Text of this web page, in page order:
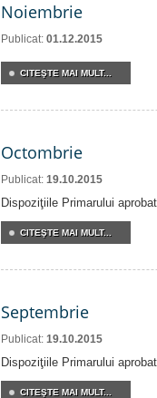
Noiembrie
Publicat: 01.12.2015
CITEŞTE MAI MULT...
Octombrie
Publicat: 19.10.2015
Dispoziţiile Primarului
CITEŞTE MAI MULT...
Septembrie
Publicat: 19.10.2015
Dispoziţiile Primarului
CITEŞTE MAI MULT...